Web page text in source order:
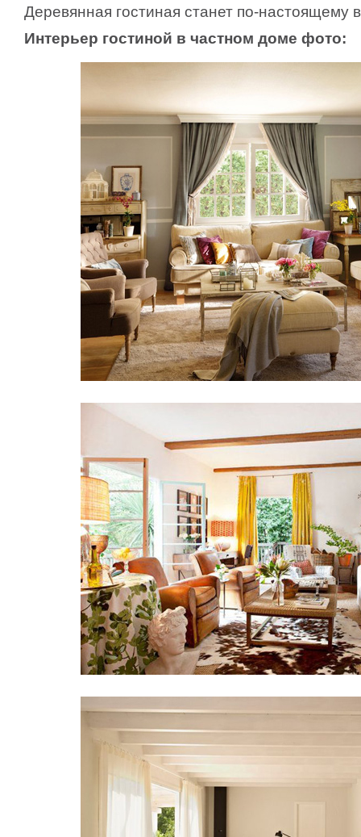
Деревянная гостиная станет по-настоящему
Интерьер гостиной в частном доме фото: